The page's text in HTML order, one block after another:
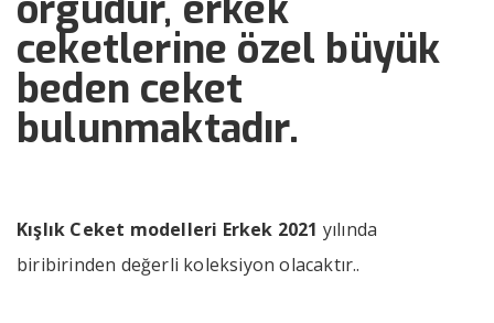
ceketlerine özel büyük
beden ceket
bulunmaktadır.
Kışlık Ceket modelleri Erkek 2021 yılında
biribirinden değerli koleksiyon olacaktır..